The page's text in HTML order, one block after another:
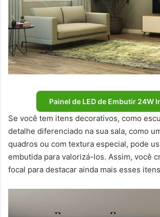
Painel de LED de Embutir 24W
Se você tem itens decorativos, como
detalhe diferenciado na sua sala, como
quadros ou com textura especial, pode
embutida para valorizá-los. Assim, você
focal para destacar ainda mais esses